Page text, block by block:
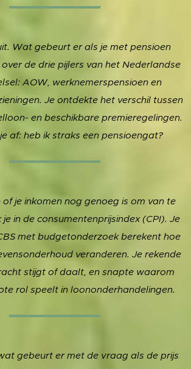
Wat gebeurt er als je met pensioen
de drie pijlers van het Nederlandse
AOW, werknemerspensioen en
Je ontdekte het verschil tussen
en beschikbare premieregelingen.
af: heb ik straks een pensioengat?
je inkomen nog genoeg is om van te
in de consumentenprijsindex (CPI). Je
met budgetonderzoek berekent hoe
veranderen. Je rekende
stijgt of daalt, en snapte waarom
rol speelt in loononderhandelingen.
gebeurt er met de vraag als de prijs